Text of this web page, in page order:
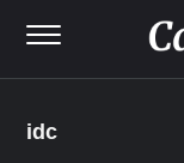
idc